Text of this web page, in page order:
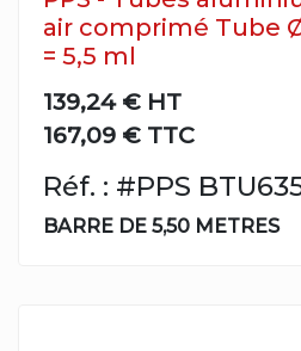
air comprimé Tube
= 5,5 ml
139,24 € HT
167,09 € TTC
Réf. : #PPS
BARRE DE 5,50 METRES